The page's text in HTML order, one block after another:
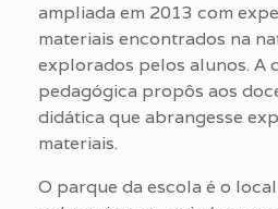
ampliada em 2013 com
materiais encontrados na
explorados pelos alunos. A
pedagógica propôs aos
didática que abrangesse
materiais.
O parque da escola é o